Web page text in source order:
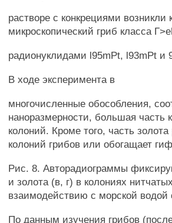
растворе с конкрециями
микроскопический гриб класса
радионуклидами l95mPt, l93mPt и
В ходе эксперимента в
многочисленные обособления,
наноразмерности, большая часть
колоний. Кроме того, часть
колоний грибов или обогащает
Рис. 8. Авторадиограммы
и золота (в, г) в колониях
взаимодействию с морской
По данным изучения грибов